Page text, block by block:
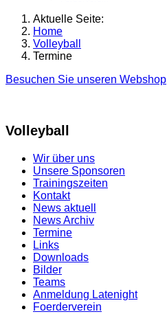
Aktuelle Seite:
Home
Volleyball
Termine
Besuchen Sie unseren Webshop
Volleyball
Wir über uns
Unsere Sponsoren
Trainingszeiten
Kontakt
News aktuell
News Archiv
Termine
Links
Downloads
Bilder
Teams
Anmeldung Latenight
Foerderverein